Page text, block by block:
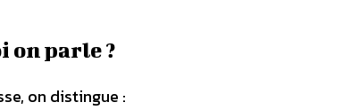
on parle ?
on distingue :